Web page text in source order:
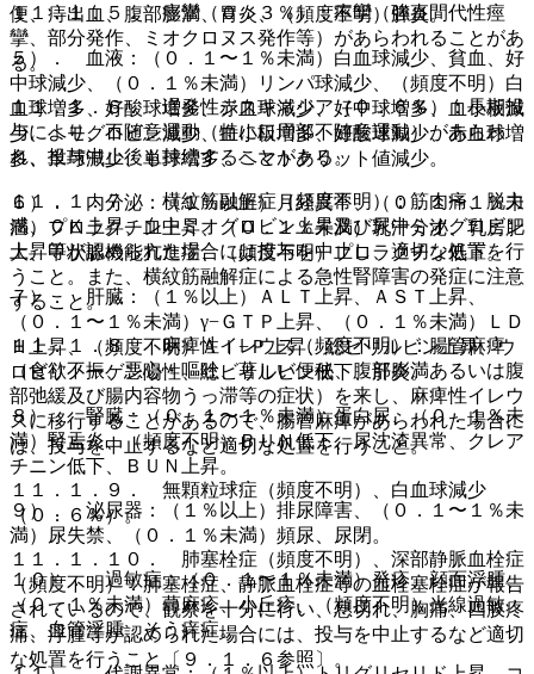
便、痔出血、腹部膨満、胃炎、（頻度不明）膵炎。
５）． 血液：（０．１〜１％未満）白血球減少、貧血、好
中球減少、（０．１％未満）リンパ球減少、（頻度不明）白
血球増多、好酸球増多、赤血球減少、好中球増多、血小板減
少、ヘモグロビン減少、血小板増多、好酸球減少、赤血球増
多、単球減少、単球増多、ヘマトクリット値減少。
６）． 内分泌：（１％以上）月経異常、（０．１〜１％未
満）プロラクチン上昇、（０．１％未満）乳汁分泌、乳房肥
大、甲状腺機能亢進症、（頻度不明）プロラクチン低下。
７）． 肝臓：（１％以上）ＡＬＴ上昇、ＡＳＴ上昇、
（０．１〜１％未満）γ−ＧＴＰ上昇、（０．１％未満）ＬＤ
Ｈ上昇、（頻度不明）Ａｌ−Ｐ上昇、総ビリルビン上昇、ウ
ロビリノーゲン陽性、総ビリルビン低下、肝炎。
８）． 腎臓：（０．１〜１％未満）蛋白尿、（０．１％未
満）腎盂炎、（頻度不明）ＢＵＮ低下、尿沈渣異常、クレア
チニン低下、ＢＵＮ上昇。
９）． 泌尿器：（１％以上）排尿障害、（０．１〜１％未
満）尿失禁、（０．１％未満）頻尿、尿閉。
１０）． 過敏症：（０．１〜１％未満）発疹、顔面浮腫、
（０．１％未満）蕁麻疹、小丘疹、（頻度不明）光線過敏
症、血管浮腫、そう痒症。
１１．１．５． 痙攣（０．３％）：痙攣（強直間代性痙
攣、部分発作、ミオクロヌス発作等）があらわれることがあ
る。
１１．１．６． 遅発性ジスキネジア（０．６％）：長期投
与により、不随意運動（特に口周部不随意運動）があらわ
れ、投与中止後も持続することがある。
１１．１．７． 横紋筋融解症（頻度不明）：筋肉痛、脱力
感、ＣＫ上昇、血中ミオグロビン上昇及び尿中ミオグロビン
上昇等が認められた場合には投与を中止し、適切な処置を行
うこと。また、横紋筋融解症による急性腎障害の発症に注意
すること。
１１．１．８． 麻痺性イレウス（頻度不明）：腸管麻痺
（食欲不振、悪心・嘔吐、著しい便秘、腹部膨満あるいは腹
部弛緩及び腸内容物うっ滞等の症状）を来し、麻痺性イレウ
スに移行することがあるので、腸管麻痺があらわれた場合に
は、投与を中止するなど適切な処置を行うこと。
１１．１．９． 無顆粒球症（頻度不明）、白血球減少
（０．６％）。
１１．１．１０． 肺塞栓症（頻度不明）、深部静脈血栓症
（頻度不明）：肺塞栓症、静脈血栓症等の血栓塞栓症が報告
されているので、観察を十分に行い、息切れ、胸痛、四肢疼
痛、浮腫等が認められた場合には、投与を中止するなど適切
な処置を行うこと〔９．１．６参照〕。